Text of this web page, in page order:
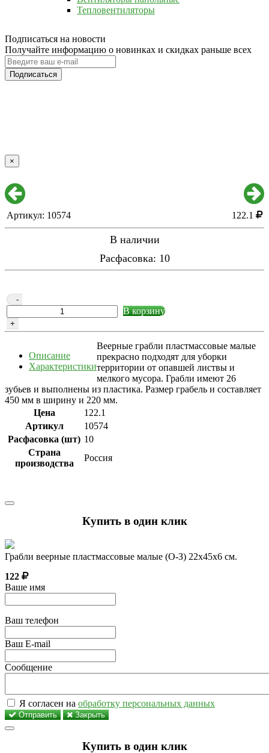
Тепловентиляторы
Подписаться на новости
Получайте информацию о новинках и скидках раньше всех
Подписаться
×
Артикул: 10574 122.1
В наличии
Расфасовка: 10
-
+
В корзину
Описание
Характеристики
Веерные грабли пластмассовые малые
прекрасно подходят для уборки
территории от опавшей листвы и
мелкого мусора. Грабли имеют 26
зубьев и выполнены из пластика. Размер грабель и составляет
450 мм в ширину и 220 мм.
Цена
122.1
Артикул
10574
Расфасовка (шт) 10
Страна
производства
Россия
Купить в один клик
Грабли веерные пластмассовые малые (О-З) 22х45х6 см.
122
Ваше имя
Ваш телефон
Ваш E-mail
Сообщение
Я согласен на обработку персональных данных
Отправить Закрыть
Купить в один клик